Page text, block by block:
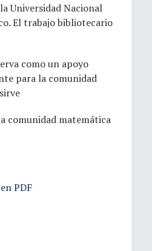
Universidad Nacional
El trabajo bibliotecario
como un apoyo
para la comunidad
comunidad matemática
PDF